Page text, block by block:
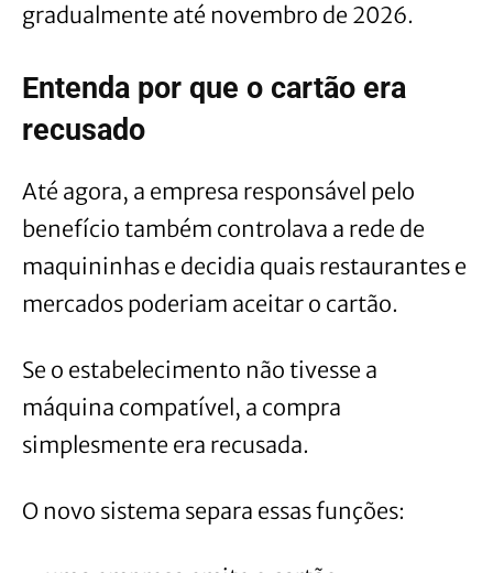
gradualmente até novembro de 2026.
Entenda por que o cartão era
recusado
Até agora, a empresa responsável pelo
benefício também controlava a rede de
maquininhas e decidia quais restaurantes e
mercados poderiam aceitar o cartão.
Se o estabelecimento não tivesse a
máquina compatível, a compra
simplesmente era recusada.
O novo sistema separa essas funções: